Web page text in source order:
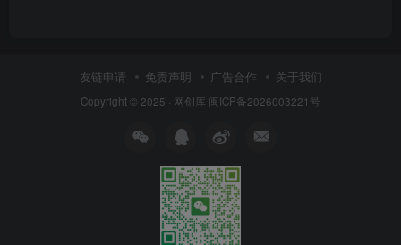
友链申请 免责声明 广告合作 关于我们
Copyright © 2025 · 网创库 闽ICP备2026003221号